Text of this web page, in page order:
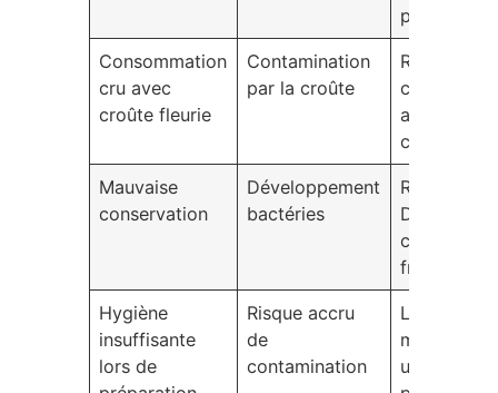
pasteurisé
Consommation
cru avec
croûte fleurie
Contamination
par la croûte
Retirer la
croûte
avant de
Mauvaise
conservation
Développement
bactéries
Respect
DLC et
chaîne du
froid
Hygiène
insuffisante
lors de
Risque accru
de
contamination
Lavage des
mains,
ustensiles